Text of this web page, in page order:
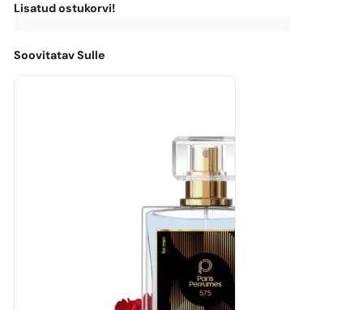
Lisatud ostukorvi!
puudu
0,00€
Soovitatav Sulle